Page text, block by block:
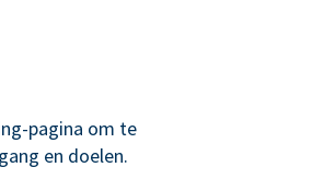
pagina om te
en doelen.